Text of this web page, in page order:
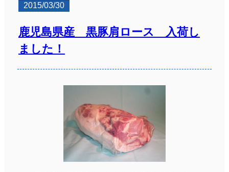
2015/03/30
鹿児島県産 黒豚肩ロース 入荷し
ました！